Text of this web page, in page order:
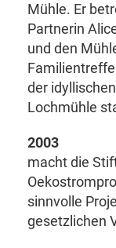
Mühle. Er
Partnerin
und den
der
Lochmühle
2003
macht die
sinnvolle
gesetzlichen